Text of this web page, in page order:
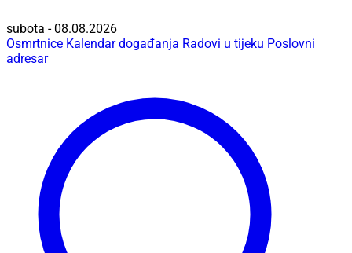
subota - 08.08.2026
Osmrtnice Kalendar događanja Radovi u tijeku Poslovni
adresar